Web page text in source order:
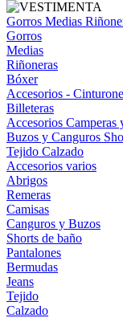
Gorros Medias
Gorros
Medias
Riñoneras
Bóxer
Accesorios -
Billeteras
Accesorios Camperas
Buzos y Canguros
Tejido Calzado
Accesorios varios
Abrigos
Remeras
Camisas
Canguros y Buzos
Shorts de baño
Pantalones
Bermudas
Jeans
Tejido
Calzado